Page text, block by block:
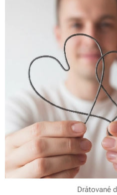
Drátované